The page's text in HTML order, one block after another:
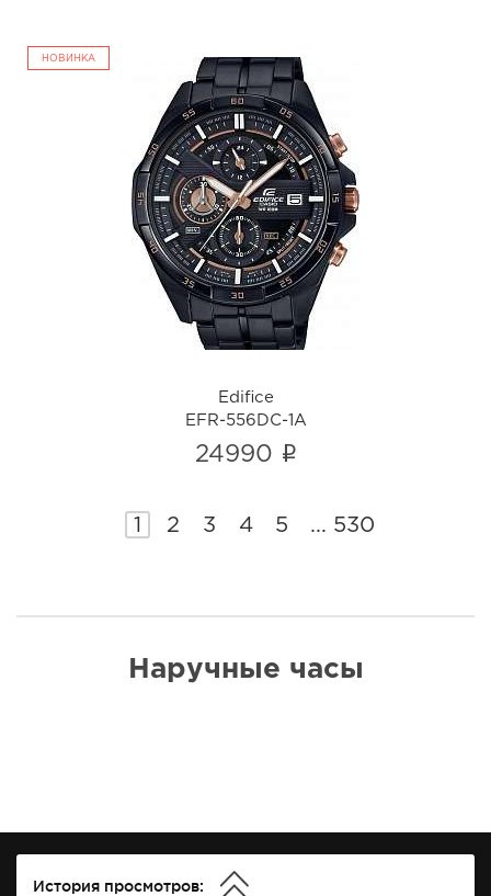
НОВИНКА
Edifice
EFR-556DC-1A
i
Edifice
EFR-556DC-1A
24990 i
1 2 3 4 5 530
Наручные часы
История просмотров: